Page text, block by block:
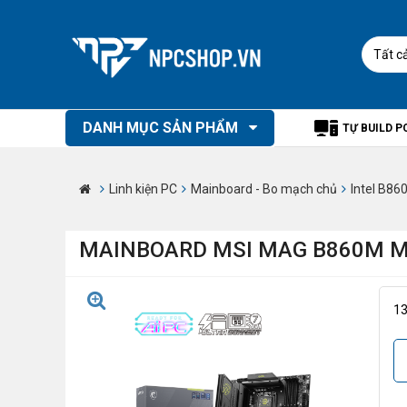
Tất
DANH MỤC SẢN PHẨM TỰ BUILD
Linh kiện PC Mainboard - Bo mạch chủ Intel
MAINBOARD MSI MAG B860M